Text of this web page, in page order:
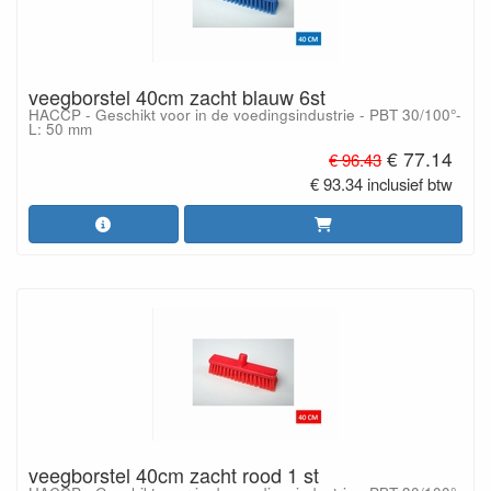
veegborstel 40cm zacht blauw 6st
HACCP - Geschikt voor in de voedingsindustrie - PBT 30/100°-
L: 50 mm
€ 96.43 € 77.14
€ 93.34 inclusief btw
veegborstel 40cm zacht rood 1 st